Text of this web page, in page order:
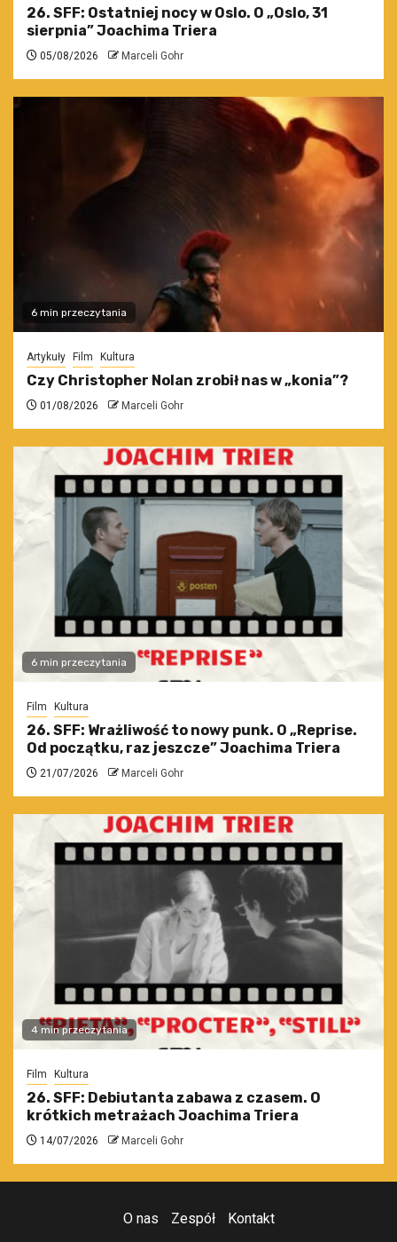
26. SFF: Ostatniej nocy w Oslo. O „Oslo, 31
sierpnia” Joachima Triera
05/08/2026 Marceli Gohr
6 min przeczytania
Artykuły Film Kultura
Czy Christopher Nolan zrobił nas w „konia”?
01/08/2026 Marceli Gohr
6 min przeczytania
Film Kultura
26. SFF: Wrażliwość to nowy punk. O „Reprise.
Od początku, raz jeszcze” Joachima Triera
21/07/2026 Marceli Gohr
4 min przeczytania
Film Kultura
26. SFF: Debiutanta zabawa z czasem. O
krótkich metrażach Joachima Triera
14/07/2026 Marceli Gohr
O nas Zespół Kontakt